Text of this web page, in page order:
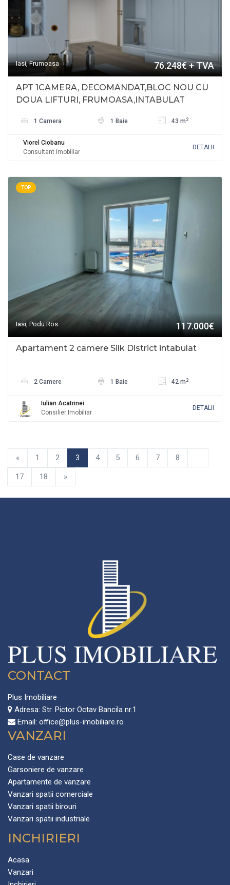
Iasi, Frumoasa 76.248€+ TVA
APT 1CAMERA, DECOMANDAT,BLOC NOU CU
DOUA LIFTURI, FRUMOASA,INTABULAT
1 Camera 1 Baie 43 m 2
Viorel Ciobanu
Consultant Imobiliar
DETALII
TOP
Iasi, Podu Ros 117.000€
Apartament 2 camere Silk District intabulat
2 Camere 1 Baie 42 m 2
Iulian Acatrinei
Consilier Imobiliar
DETALII
« 1 2 3 4 5 6 7 8 ...
17 18 »
CONTACT
Plus Imobiliare
Adresa: Str. Pictor Octav Bancila nr.1
Email: office@plus-imobiliare.ro
VANZARI
Case de vanzare
Garsoniere de vanzare
Apartamente de vanzare
Vanzari spatii comerciale
Vanzari spatii birouri
Vanzari spatii industriale
INCHIRIERI
Acasa
Vanzari